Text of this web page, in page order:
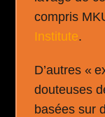
compris
Institute.
D’autres «
douteuses
basées sur